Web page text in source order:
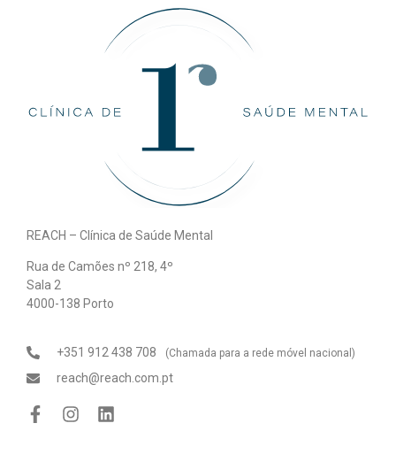
+351 912 438 708 (Chamada para a rede móvel nacional)
reach@reach.com.pt
REACH – Clínica de Saúde Mental
Rua de Camões nº 218, 4º
Sala 2
4000-138 Porto